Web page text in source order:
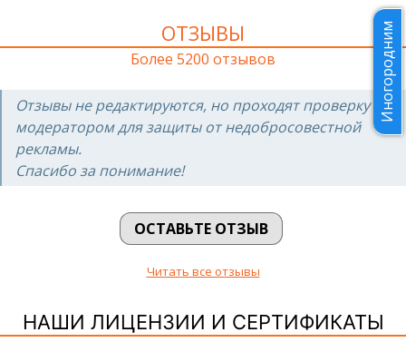
ОТЗЫВЫ
Более 5200 отзывов
Отзывы не редактируются, но проходят проверку
модератором для защиты от недобросовестной
рекламы.
Спасибо за понимание!
ОСТАВЬТЕ ОТЗЫВ
Читать все отзывы
НАШИ ЛИЦЕНЗИИ И СЕРТИФИКАТЫ
Иногородним